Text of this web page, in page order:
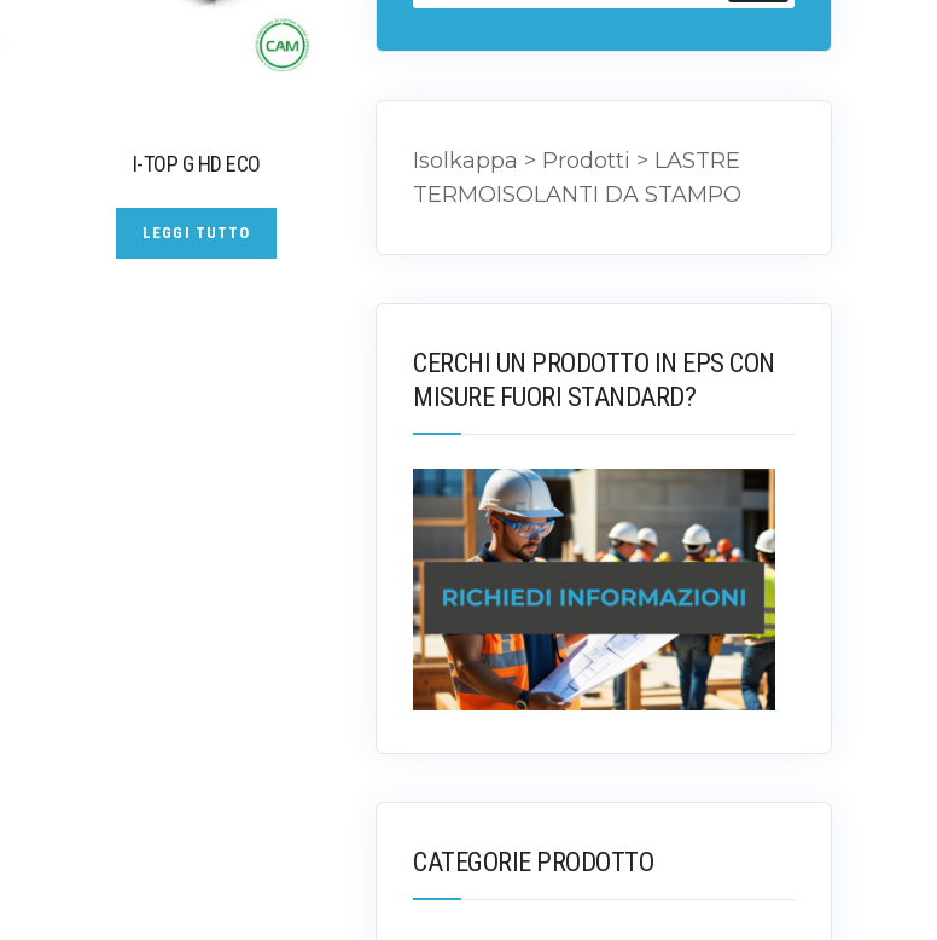
I-TOP G HD ECO
LEGGI TUTTO
Isolkappa > Prodotti > LASTRE
TERMOISOLANTI DA STAMPO
CERCHI UN PRODOTTO IN EPS CON
MISURE FUORI STANDARD?
CATEGORIE PRODOTTO